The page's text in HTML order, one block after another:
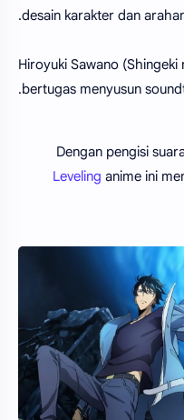
desain karakter dan
Hiroyuki Sawano (Shingeki
bertugas menyusun
Dengan pengisi
Leveling anime ini